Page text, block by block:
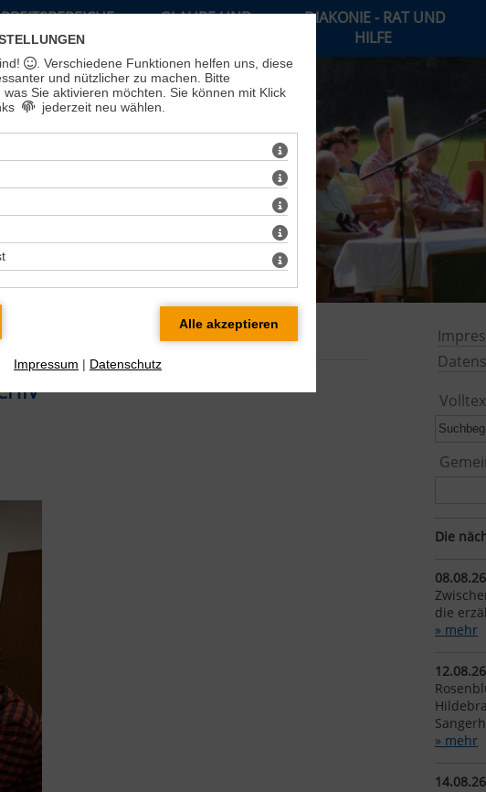
GLAUBE UND
DIAKONIE - RAT UND
HILFE
Die
die
» mehr
» mehr
. Verschiedene Funktionen helfen uns, diese
und nützlicher zu machen.
Bitte
Sie aktivieren möchten. Sie können mit Klick
jederzeit neu wählen.
Impressum | Datenschutz